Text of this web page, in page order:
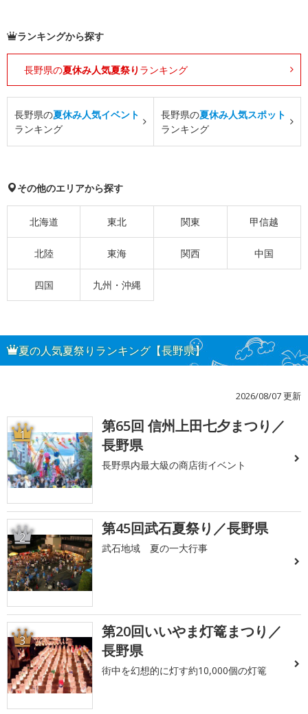
ランキングから探す
長野県の夏休み人気夏祭り ランキング
長野県の夏休み人気イベント
ランキング
長野県の夏休み人気スポット
ランキング
その他のエリアから探す
北海道 東北 関東 甲信越
北陸 東海 関西 中国
四国 九州・沖縄
夏の人気夏祭りランキング【長野県】
2026/08/07 更新
1
第65回 信州上田七夕まつり／
長野県
長野県内最大級の商店街イベント
2 第45回武石夏祭り／長野県
武石地域 夏の一大行事
3
第20回いいやま灯篭まつり／
長野県
街中を幻想的に灯す約10,000個の灯篭